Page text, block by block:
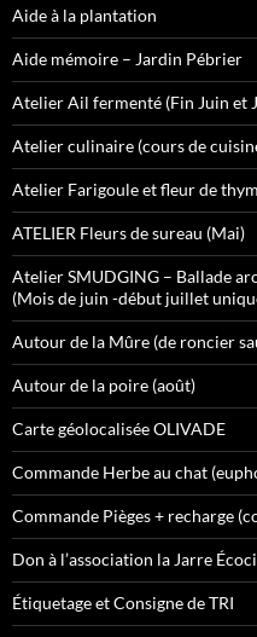
Aide à la plantation
Aide mémoire – Jardin Pébrier
Atelier Ail fermenté (Fin Juin et
Atelier culinaire (cours de
Atelier Farigoule et fleur de
ATELIER Fleurs de sureau (Mai)
Atelier SMUDGING – Ballade
(Mois de juin -début juillet
Autour de la Mûre (de roncier
Autour de la poire (août)
Carte géolocalisée OLIVADE
Commande Herbe au chat
Commande Pièges + recharge
Don à l’association la Jarre
Étiquetage et Consigne de TRI